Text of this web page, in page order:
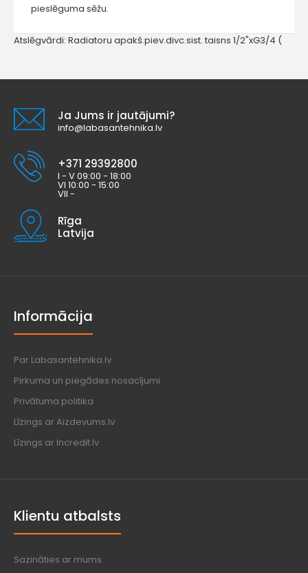
pieslēguma sēžu.
Atslēgvārdi: Radiatoru apakš.piev.divc.sist. taisns 1/2"xG3/4 (
Ja Jums ir jautājumi?
info@labasantehnika.lv
+371 29392800
I - V 09:00 - 18:00
VI 10:00 - 15:00
VII -
Rīga
Latvija
Informācija
Par Labasantehnika.lv
Pirkuma un piegādes nosacījumi
Privātuma politika
Līzings ar Aizdevums.lv
Līzings ar Incredit.lv
Klientu atbalsts
Sazināties ar mums